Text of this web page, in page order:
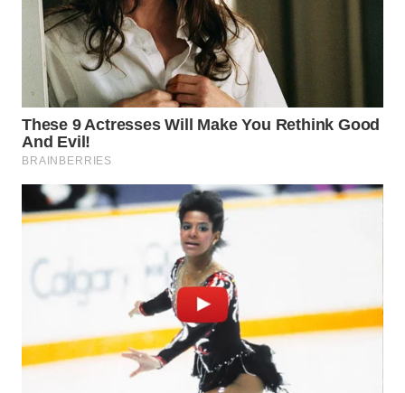
SUMEDANG
WN
CIANJUR
WN
KEPULAUAN
WN
WN
CIREBON